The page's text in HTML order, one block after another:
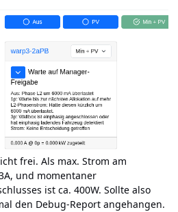
frei. Als max. Strom am
und momentaner
ist ca. 400W. Sollte also
den Debug-Report angehangen.